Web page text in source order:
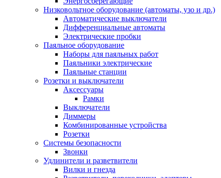
Низковольтное оборудование (автоматы, узо и др.)
Автоматические выключатели
Дифференциальные автоматы
Электрические пробки
Паяльное оборудование
Наборы для паяльных работ
Паяльники электрические
Паяльные станции
Розетки и выключатели
Аксессуары
Рамки
Выключатели
Диммеры
Комбинированные устройства
Розетки
Системы безопасности
Звонки
Удлинители и разветвители
Вилки и гнезда